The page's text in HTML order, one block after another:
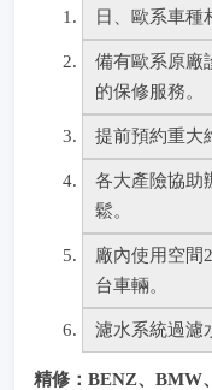
日、歐系車種
備有歐系原廠
的保修服務。
提前預約重大
各大產險協助
鬆。
廠內使用空間
台車輛。
濾水系統過濾
精修： BENZ、BMW、